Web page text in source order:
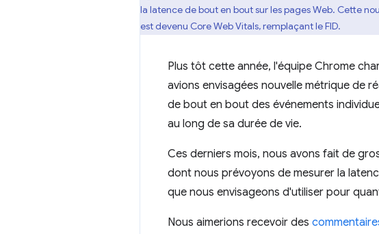
la latence de bout en bout sur les pages Web. Cette
est devenu Core Web Vitals, remplaçant le FID.
Plus tôt cette année, l'équipe Chrome
avions envisagées nouvelle métrique de
de bout en bout des événements
au long de sa durée de vie.
Ces derniers mois, nous avons fait de
dont nous prévoyons de mesurer la
que nous envisageons d'utiliser pour
Nous aimerions recevoir des